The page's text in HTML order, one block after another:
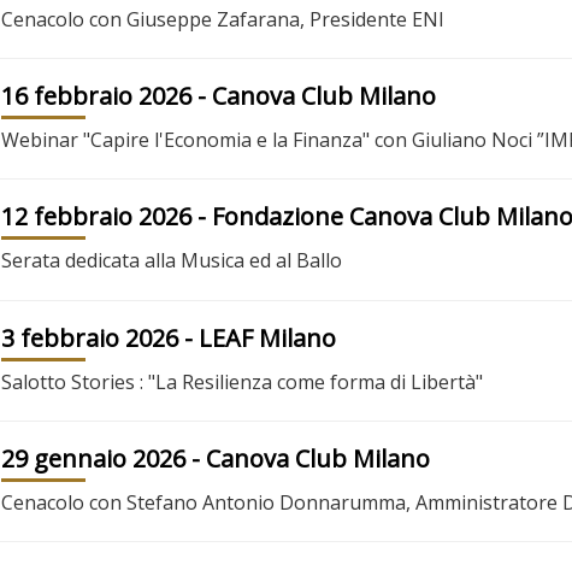
Cenacolo con Giuseppe Zafarana, Presidente ENI
16 febbraio 2026- Canova Club Milano
Webinar "Capire l'Economia e la Finanza" con Giuliano Noci
12 febbraio 2026- Fondazione Canova Club Milano
Serata dedicata alla Musica ed al Ballo
3 febbraio 2026- LEAF Milano
Salotto Stories : "La Resilienza come forma di Libertà"
29 gennaio 2026- Canova Club Milano
Cenacolo con Stefano Antonio Donnarumma, Amministratore